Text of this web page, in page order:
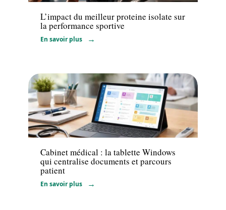
L’impact du meilleur proteine isolate sur
la performance sportive
En savoir plus
Professionnels
Cabinet médical : la tablette Windows
qui centralise documents et parcours
patient
En savoir plus